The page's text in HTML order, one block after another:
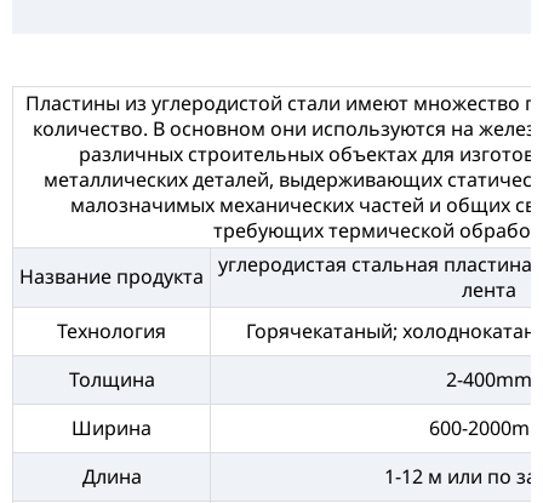
Пластины из углеродистой стали имеют множество
количество. В основном они используются на
различных строительных объектах для
металлических деталей, выдерживающих
малозначимых механических частей и общих
требующих термической
Название продукта углеродистая стальная
лента
Технология
Горячекатаный;
Толщина
2-400mm
Ширина
600-
Длина
1-12 м или по